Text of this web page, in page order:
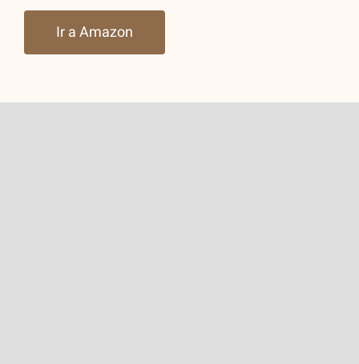
Ir a Amazon